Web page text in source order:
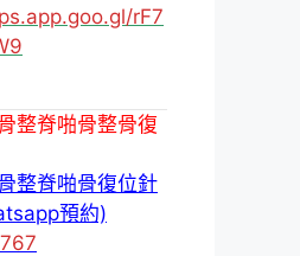
rF7
整脊啪骨整骨復
整脊啪骨復位針
預約)